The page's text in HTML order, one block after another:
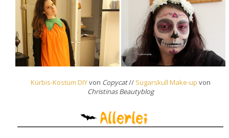
Kürbis-Kostüm DIYvon Copycat// Sugarskull Make-up von
Christinas Beautyblog